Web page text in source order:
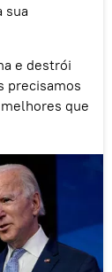
sua
e destrói
precisamos
que